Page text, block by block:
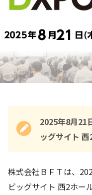
2025年8月21
ッグサイト
株式会社ＢＦＴは、
ビッグサイト 西2ホー